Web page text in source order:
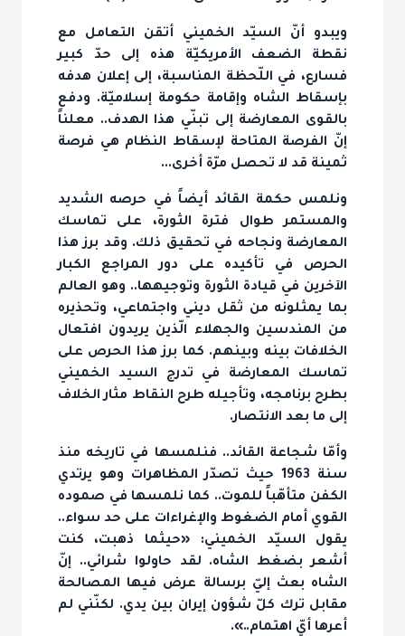
ويبدو أنّ السيّد الخميني أتقن التعامل مع
نقطة الضعف الأمريكيّة هذه إلى حدّ كبير
فسارع، في اللّحظة المناسبة، إلى إعلان هدفه
بإسقاط الشاه وإقامة حكومة إسلاميّة. ودفع
بالقوى المعارضة إلى تبنّي هذا الهدف.. معلناً
إنّ الفرصة المتاحة لإسقاط النظام هي فرصة
ثمينة قد لا تحصل مرّة أخرى...
ونلمس حكمة القائد أيضاً في حرصه الشديد
والمستمر طوال فترة الثورة، على تماسك
المعارضة ونجاحه في تحقيق ذلك. وقد برز هذا
الحرص في تأكيده على دور المراجع الكبار
الآخرين في قيادة الثورة وتوجيهها.. وهو العالم
بما يمثلونه من ثقل ديني واجتماعي، وتحذيره
من المندسين والجهلاء الّذين يريدون افتعال
الخلافات بينه وبينهم. كما برز هذا الحرص على
تماسك المعارضة في تدرج السيد الخميني
بطرح برنامجه، وتأجيله طرح النقاط مثار الخلاف
إلى ما بعد الانتصار.
وأمّا شجاعة القائد.. فنلمسها في تاريخه منذ
سنة 1963 حيث تصدّر المظاهرات وهو يرتدي
الكفن متأهّباً للموت.. كما نلمسها في صموده
القوي أمام الضغوط والإغراءات على حد سواء..
يقول السيّد الخميني: «حيثما ذهبت، كنت
أشعر بضغط الشاه. لقد حاولوا شرائي.. إنّ
الشاه بعث إليّ برسالة عرض فيها المصالحة
مقابل ترك كلّ شؤون إيران بين يدي. لكنّني لم
أعرها أيّ اهتمام..».